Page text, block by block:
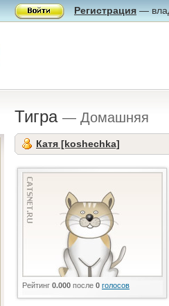
Регистрация —
Тигра — Домашняя
Катя [koshechka]
Рейтинг 0.000 после 0 голосов